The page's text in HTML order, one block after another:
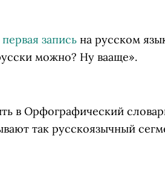
первая запись на русском
можно? Ну вааще».
в Орфографический
так русскоязычный